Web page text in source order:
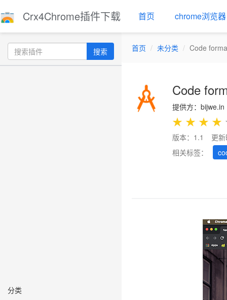
Crx4Chrome插件下载 首页 chrome浏览器
搜索
分类
首页 未分类 Code
Code
提供方：bijwe.in
★ ★ ★ ★
版本：1.1
更
相关标签：